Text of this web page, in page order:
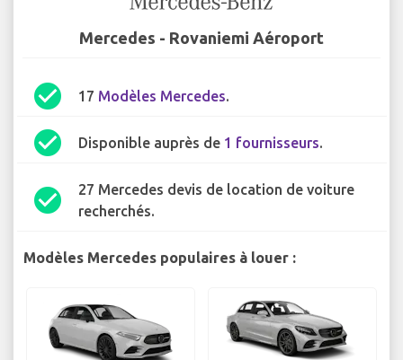
Mercedes - Rovaniemi Aéroport
check_circle 17 Modèles Mercedes.
check_circle Disponible auprès de 1 fournisseurs.
check_circle
27 Mercedes devis de location de voiture
recherchés.
Modèles Mercedes populaires à louer :